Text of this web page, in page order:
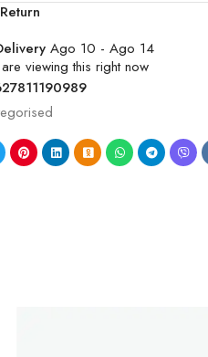
Ago 10 - Ago 14
are viewing this right now